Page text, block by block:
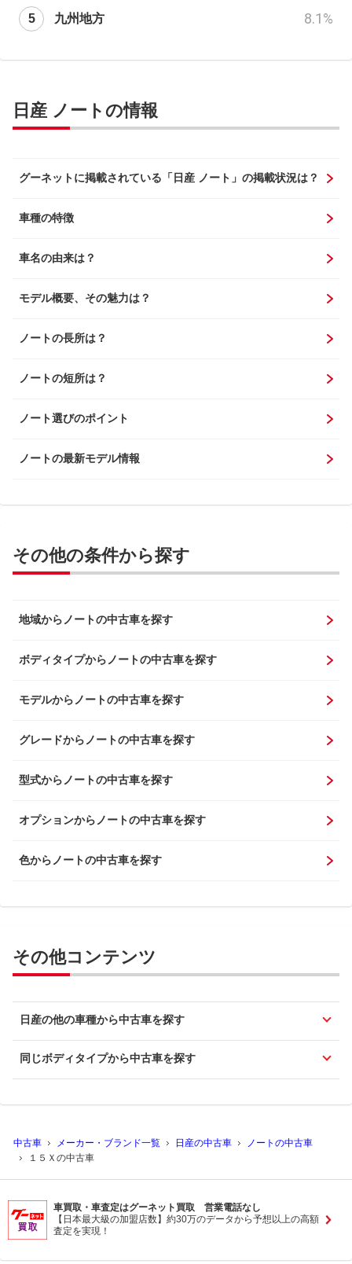
九州地方 8.1%
日産 ノートの情報
グーネットに掲載されている「日産 ノート」の掲載状況は？
車種の特徴
車名の由来は？
モデル概要、その魅力は？
ノートの長所は？
ノートの短所は？
ノート選びのポイント
ノートの最新モデル情報
その他の条件から探す
地域からノートの中古車を探す
ボディタイプからノートの中古車を探す
モデルからノートの中古車を探す
グレードからノートの中古車を探す
型式からノートの中古車を探す
オプションからノートの中古車を探す
色からノートの中古車を探す
その他コンテンツ
日産の他の車種から中古車を探す
同じボディタイプから中古車を探す
中古車 メーカー・ブランド一覧 日産の中古車
ノートの中古車
１５Ｘの中古車
車買取・車査定はグーネット買取 営業電話なし
【日本最大級の加盟店数】約30万のデータから予想以上の高額
査定を実現！